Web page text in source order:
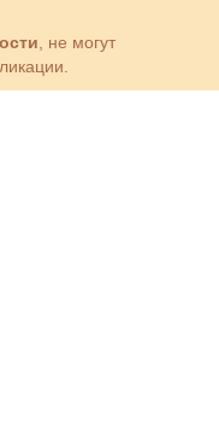
, не могут